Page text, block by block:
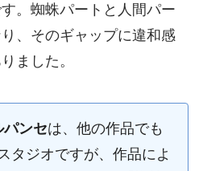
。蜘蛛パートと人間パー
、そのギャップに違和感
ました。
パンセは、他の作品でも
タジオですが、作品によ